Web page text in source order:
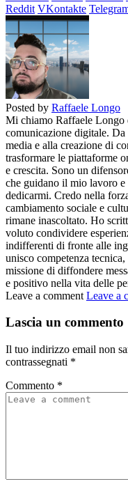
Reddit VKontakte
Posted by Raffaele Longo
Mi chiamo Raffaele Longo
comunicazione digitale.
media e alla creazione di
trasformare le piattaforme
e crescita. Sono un
che guidano il mio lavoro
dedicarmi. Credo nella
cambiamento sociale e
rimane inascoltato. Ho
voluto condividere
indifferenti di fronte alle
unisco competenza
missione di diffondere
e positivo nella vita delle
Leave a comment Leave a
Lascia un commento
Il tuo indirizzo email non
contrassegnati *
Commento *